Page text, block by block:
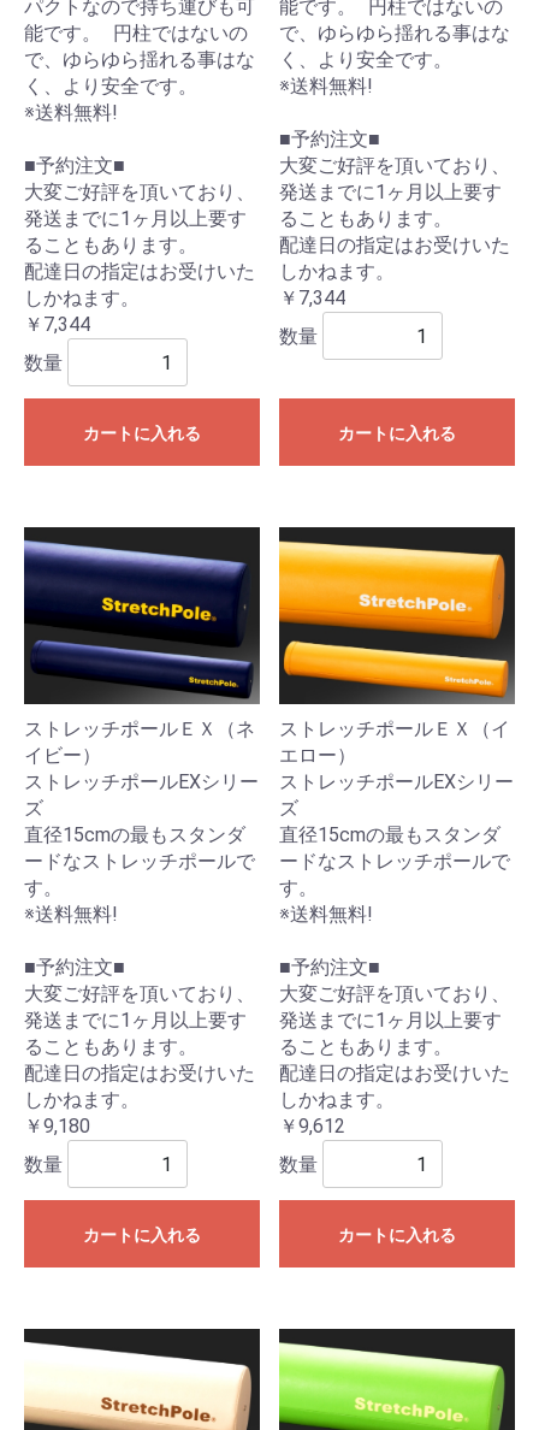
パクトなので持ち運びも可
能です。 円柱ではないの
で、ゆらゆら揺れる事はな
く、より安全です。
※送料無料!
■予約注文■
大変ご好評を頂いており、
発送までに1ヶ月以上要す
ることもあります。
配達日の指定はお受けいた
しかねます。
￥7,344
数量
カートに入れる
能です。 円柱ではないの
で、ゆらゆら揺れる事はな
く、より安全です。
※送料無料!
■予約注文■
大変ご好評を頂いており、
発送までに1ヶ月以上要す
ることもあります。
配達日の指定はお受けいた
しかねます。
￥7,344
数量
カートに入れる
ストレッチポールＥＸ（ネ
イビー）
ストレッチポールEXシリー
ズ
直径15cmの最もスタンダ
ードなストレッチポールで
す。
※送料無料!
■予約注文■
大変ご好評を頂いており、
発送までに1ヶ月以上要す
ることもあります。
配達日の指定はお受けいた
しかねます。
￥9,180
数量
カートに入れる
ストレッチポールＥＸ（イ
エロー）
ストレッチポールEXシリー
ズ
直径15cmの最もスタンダ
ードなストレッチポールで
す。
※送料無料!
■予約注文■
大変ご好評を頂いており、
発送までに1ヶ月以上要す
ることもあります。
配達日の指定はお受けいた
しかねます。
￥9,612
数量
カートに入れる